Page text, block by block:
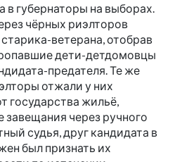
в губернаторы на выборах.
чёрных риэлторов
ветерана, отобрав
дети-детдомовцы
предателя. Те же
отжали у них
государства жильё,
через ручного
судья, друг кандидата в
был признать их